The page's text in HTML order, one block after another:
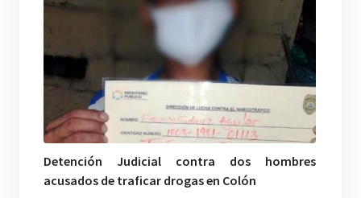
Detención Judicial contra dos hombres
acusados de traficar drogas en Colón